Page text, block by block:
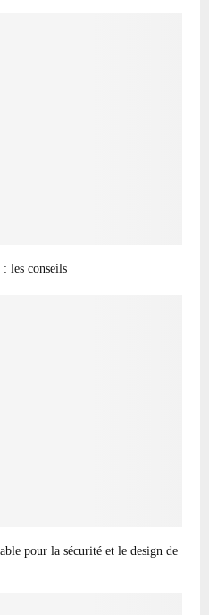
: les conseils
pour la sécurité et le design de